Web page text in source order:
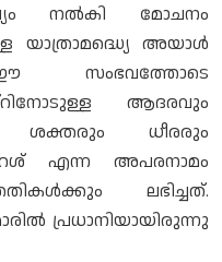
നല്‍കി മോചനം
യാത്രാമദ്ധ്യെ അയാള്‍
ആദരവും
ശക്തരും ധീരരും
എന്ന അപരനാമം
ലഭിച്ചത്.
പ്രധാനിയായിരുന്നു